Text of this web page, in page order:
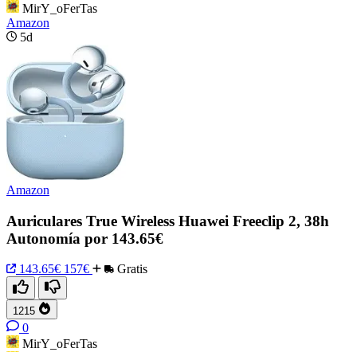
MirY_oFerTas
Amazon
5d
Amazon
Auriculares True Wireless Huawei Freeclip 2, 38h
Autonomía por 143.65€
143.65€ 157€ Gratis
1215
0
MirY_oFerTas